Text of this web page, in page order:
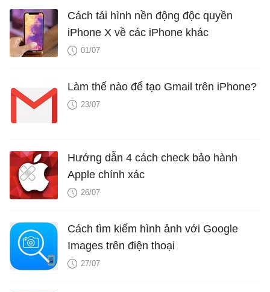
Cách tải hình nền động độc quyền
iPhone X về các iPhone khác
01/07
Làm thế nào để tạo Gmail trên iPhone?
23/07
Hướng dẫn 4 cách check bảo hành
Apple chính xác
26/07
Cách tìm kiếm hình ảnh với Google
Images trên điện thoại
27/07